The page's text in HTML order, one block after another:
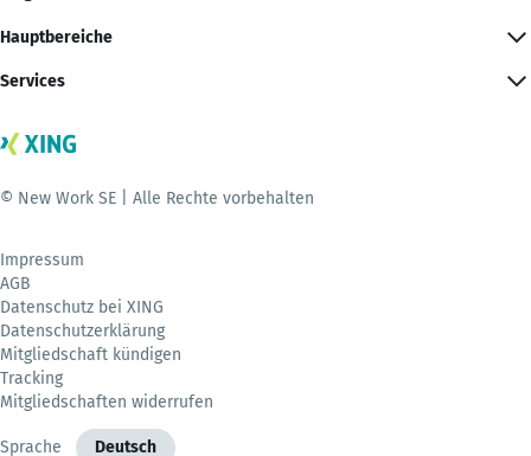
Hauptbereiche
Services
© New Work SE | Alle Rechte vorbehalten
Impressum
AGB
Datenschutz bei XING
Datenschutzerklärung
Mitgliedschaft kündigen
Tracking
Mitgliedschaften widerrufen
Sprache Deutsch